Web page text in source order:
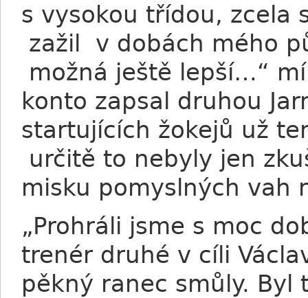
s vysokou třídou, zcela
zažil v dobách mého
možná ještě lepší…“
konto zapsal druhou
startujících žokejů už
určitě to nebyly jen
misku pomyslných
„Prohráli jsme s moc
trenér druhé v cíli
pěkný ranec smůly.